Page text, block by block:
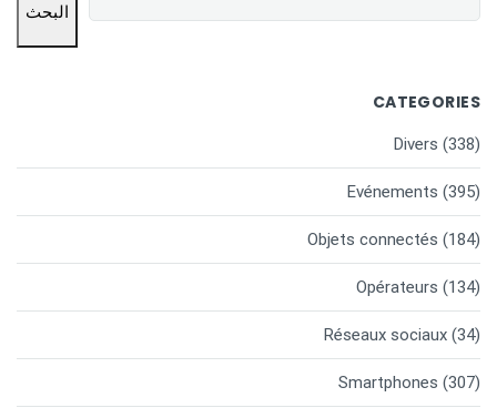
البحث
CATEGORIES
Divers (338)
Evénements (395)
Objets connectés (184)
Opérateurs (134)
Réseaux sociaux (34)
Smartphones (307)